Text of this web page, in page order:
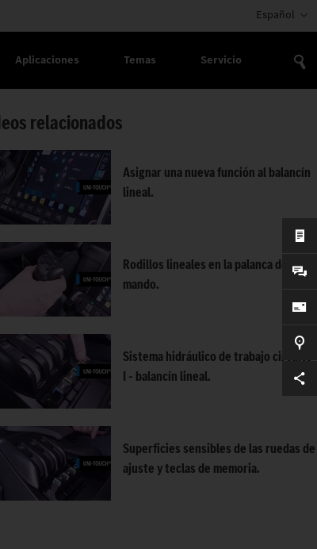
Español
Aplicaciones Temas Servicio
relacionados
Asignar una nueva función al balancín
lineal.
Rodillos lineales en la palanca de
mando.
Sistema hidráulico de trabajo circuito
I – balancín lineal.
Superficies sensibles de las ruedas de
ajuste y teclas de memoria.